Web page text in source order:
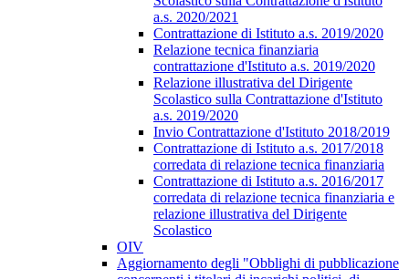
a.s. 2020/2021
Contrattazione di Istituto a.s. 2019/2020
Relazione tecnica finanziaria
contrattazione d'Istituto a.s. 2019/2020
Relazione illustrativa del Dirigente
Scolastico sulla Contrattazione d'Istituto
a.s. 2019/2020
Invio Contrattazione d'Istituto 2018/2019
Contrattazione di Istituto a.s. 2017/2018
corredata di relazione tecnica finanziaria
Contrattazione di Istituto a.s. 2016/2017
corredata di relazione tecnica finanziaria e
relazione illustrativa del Dirigente
Scolastico
OIV
Aggiornamento degli "Obblighi di pubblicazione